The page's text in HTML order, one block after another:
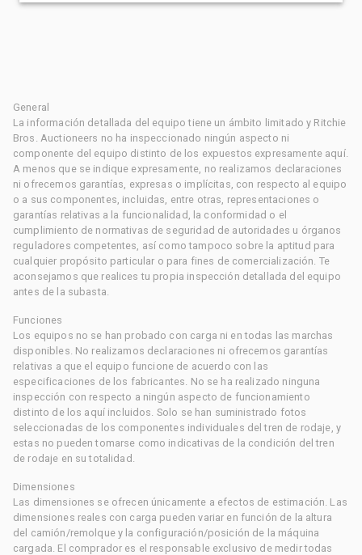
General
La información detallada del equipo tiene un ámbito limitado y Ritchie
Bros. Auctioneers no ha inspeccionado ningún aspecto ni
componente del equipo distinto de los expuestos expresamente aquí.
A menos que se indique expresamente, no realizamos declaraciones
ni ofrecemos garantías, expresas o implícitas, con respecto al equipo
o a sus componentes, incluidas, entre otras, representaciones o
garantías relativas a la funcionalidad, la conformidad o el
cumplimiento de normativas de seguridad de autoridades u órganos
reguladores competentes, así como tampoco sobre la aptitud para
cualquier propósito particular o para fines de comercialización. Te
aconsejamos que realices tu propia inspección detallada del equipo
antes de la subasta.
Funciones
Los equipos no se han probado con carga ni en todas las marchas
disponibles. No realizamos declaraciones ni ofrecemos garantías
relativas a que el equipo funcione de acuerdo con las
especificaciones de los fabricantes. No se ha realizado ninguna
inspección con respecto a ningún aspecto de funcionamiento
distinto de los aquí incluidos. Solo se han suministrado fotos
seleccionadas de los componentes individuales del tren de rodaje, y
estas no pueden tomarse como indicativas de la condición del tren
de rodaje en su totalidad.
Dimensiones
Las dimensiones se ofrecen únicamente a efectos de estimación. Las
dimensiones reales con carga pueden variar en función de la altura
del camión/remolque y la configuración/posición de la máquina
cargada. El comprador es el responsable exclusivo de medir todas